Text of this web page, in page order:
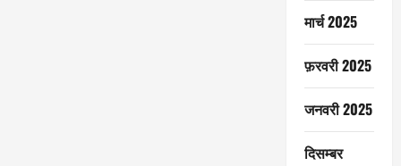
मार्च 2025
फ़रवरी 2025
जनवरी 2025
दिसम्बर